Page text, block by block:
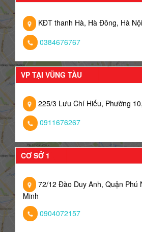
KĐT thanh Hà, Hà Đông, Hà Nội
0384676767
VP TẠI VŨNG TÀU
225/3 Lưu Chí Hiếu, Phường
0911676267
CƠ SỞ 1
72/12 Đào Duy Anh, Quận Phú
Minh
0904072157